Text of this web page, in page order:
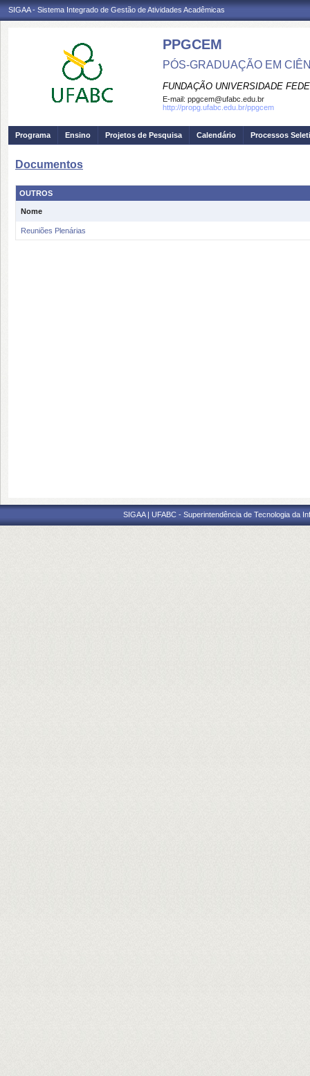
SIGAA - Sistema Integrado de Gestão de Atividades Acadêmicas
PPGCEM
PÓS-GRADUAÇÃO EM
FUNDAÇÃO UNIVERSIDADE
E-mail: ppgcem@ufabc.edu.br
http://propg.ufabc.edu.br/ppgcem
Programa Ensino Projetos de Pesquisa Calendário Processos
Documentos
OUTROS
Nome
Reuniões Plenárias
SIGAA | UFABC - Superintendência de Tecnologia da